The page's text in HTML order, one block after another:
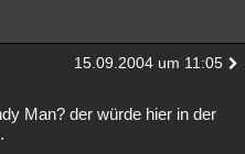
Gaming Filme
Allmystery English
15.09.2004 um 11:05
Man? der würde hier in der